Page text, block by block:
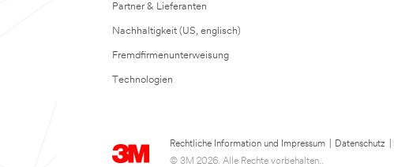
Partner & Lieferanten
Nachhaltigkeit (US, englisch)
Fremdfirmenunterweisung
Technologien
Rechtliche Information und Impressum Datenschutz
© 3M 2026. Alle Rechte vorbehalten..